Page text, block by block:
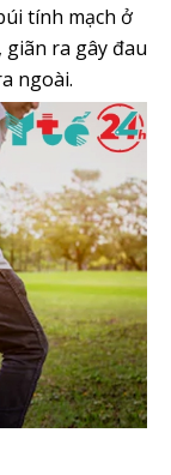
tính mạch ở
giãn ra gây đau
ngoài.